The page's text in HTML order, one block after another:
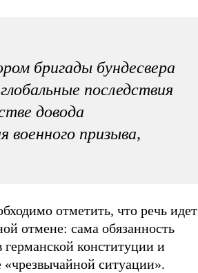
бригады бундесвера
последствия
довода
военного призыва,
отметить, что речь идет
отмене: сама обязанность
конституции и
«чрезвычайной ситуации».